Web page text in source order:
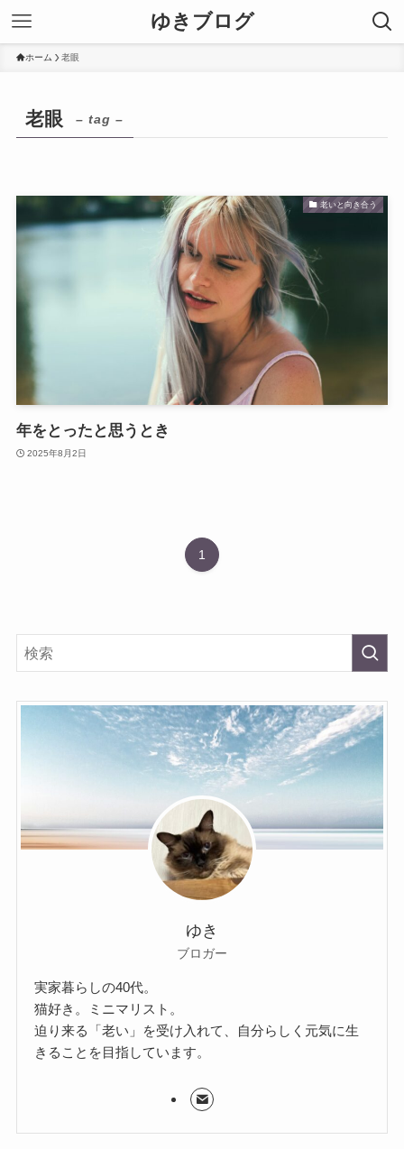
ゆきブログ
ホーム 老眼
老眼 – tag –
老いと向き合う
年をとったと思うとき
2025年8月2日
1
ゆき
ブロガー
実家暮らしの40代。
猫好き。ミニマリスト。
迫り来る「老い」を受け入れて、自分らしく元気に生
きることを目指しています。